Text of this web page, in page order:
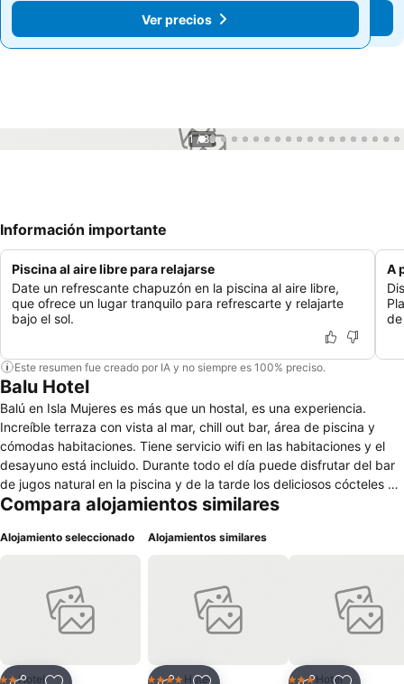
Ver precios
Ver precios
1 / 86
Información importante
Piscina al aire libre para relajarse
Date un refrescante chapuzón en la piscina al aire libre,
que ofrece un lugar tranquilo para refrescarte y relajarte
bajo el sol.
A
Este resumen fue creado por IA y no siempre es 100% preciso.
Balu Hotel
Balú en Isla Mujeres es más que un hostal, es una experiencia.
Increíble terraza con vista al mar, chill out bar, área de piscina y
cómodas habitaciones. Tiene servicio wifi en las habitaciones y el
desayuno está incluido. Durante todo el día puede disfrutar del bar
de jugos natural en la piscina y de la tarde los deliciosos cócteles en
el bar en la terraza. Para la cena ofrece un menú económico de
exposiciones y presentaciones de bandas en vivo y DJs, para que
de equipos de snorkel, expediciones a la isla de Contoy y más.
Compara alojamientos similares
Alojamiento seleccionado
Hotel
Alojamientos similares
Hotel Hotel